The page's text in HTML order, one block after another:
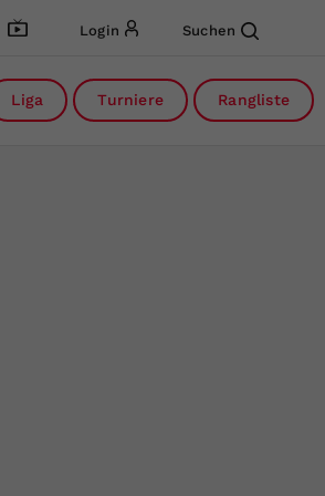
Login Suchen
Liga Turniere Rangliste